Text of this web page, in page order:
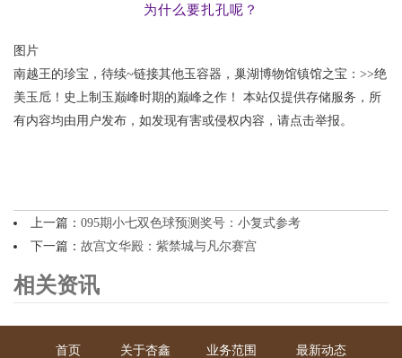
为什么要扎孔呢？
图片
南越王的珍宝，待续~链接其他玉容器，巢湖博物馆镇馆之宝：>>绝
美玉卮！史上制玉巅峰时期的巅峰之作！ 本站仅提供存储服务，所
有内容均由用户发布，如发现有害或侵权内容，请点击举报。
上一篇： 095期小七双色球预测奖号：小复式参考
下一篇： 故宫文华殿：紫禁城与凡尔赛宫
相关资讯
首页 关于杏鑫 业务范围 最新动态